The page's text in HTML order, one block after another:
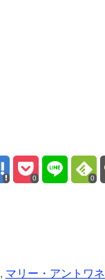
0 0
, マリー・アントワ